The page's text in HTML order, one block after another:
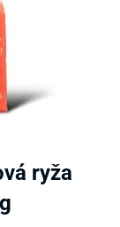
ryža